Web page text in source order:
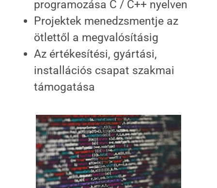
programozása C / C++ nyelven
Projektek menedzsmentje az
ötlettől a megvalósításig
Az értékesítési, gyártási,
installációs csapat szakmai
támogatása